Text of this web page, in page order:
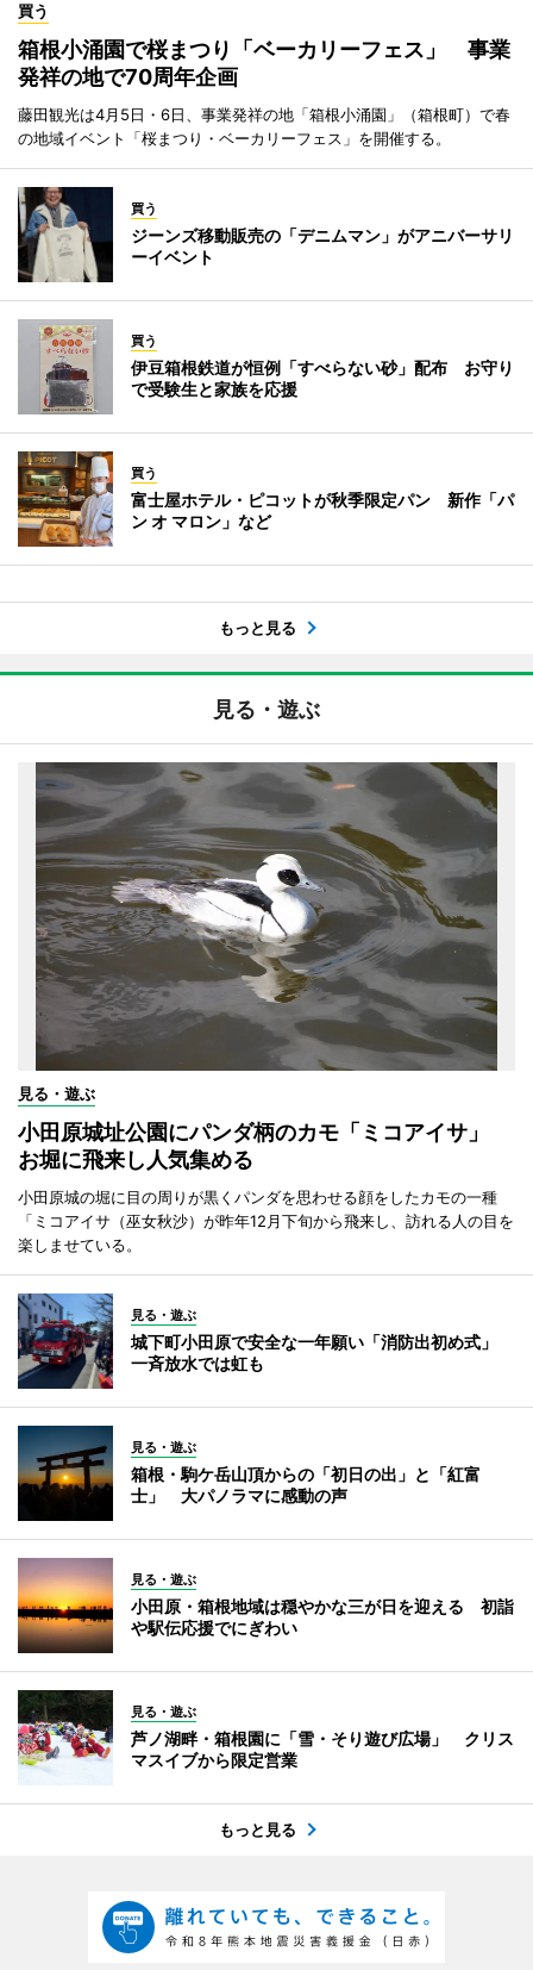
買う
箱根小涌園で桜まつり「ベーカリーフェス」 事業
発祥の地で70周年企画
藤田観光は4月5日・6日、事業発祥の地「箱根小涌園」（箱根町）で春
の地域イベント「桜まつり・ベーカリーフェス」を開催する。
買う
ジーンズ移動販売の「デニムマン」がアニバーサリ
ーイベント
買う
伊豆箱根鉄道が恒例「すべらない砂」配布 お守り
で受験生と家族を応援
買う
富士屋ホテル・ピコットが秋季限定パン 新作「パ
ン オ マロン」など
もっと見る
見る・遊ぶ
見る・遊ぶ
小田原城址公園にパンダ柄のカモ「ミコアイサ」
お堀に飛来し人気集める
小田原城の堀に目の周りが黒くパンダを思わせる顔をしたカモの一種
「ミコアイサ（巫女秋沙）が昨年12月下旬から飛来し、訪れる人の目を
楽しませている。
見る・遊ぶ
城下町小田原で安全な一年願い「消防出初め式」
一斉放水では虹も
見る・遊ぶ
箱根・駒ケ岳山頂からの「初日の出」と「紅富
士」 大パノラマに感動の声
見る・遊ぶ
小田原・箱根地域は穏やかな三が日を迎える 初詣
や駅伝応援でにぎわい
見る・遊ぶ
芦ノ湖畔・箱根園に「雪・そり遊び広場」 クリス
マスイブから限定営業
もっと見る